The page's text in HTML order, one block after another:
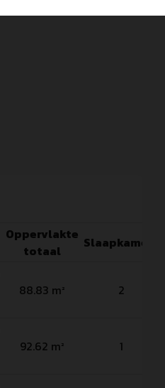
Oppervlakte
totaal
Slaapkamers
88.83 m² 2
92.62 m² 1